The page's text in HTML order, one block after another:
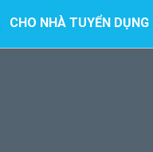
CHO NHÀ TUYỂN DỤNG